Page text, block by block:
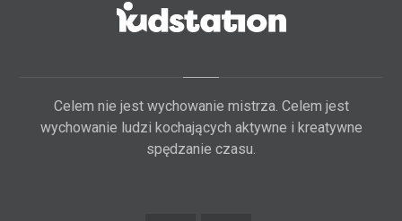
Celem nie jest wychowanie mistrza. Celem jest
wychowanie ludzi kochających aktywne i kreatywne
spędzanie czasu.